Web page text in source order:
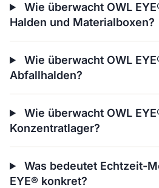
Wie überwacht OWL
Halden und Materialboxen?
Wie überwacht OWL
Abfallhalden?
Wie überwacht OWL
Konzentratlager?
Was bedeutet Echtzeit-
EYE® konkret?